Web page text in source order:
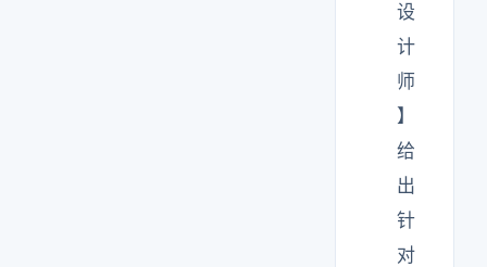
设
计
师
】
给
出
针
对